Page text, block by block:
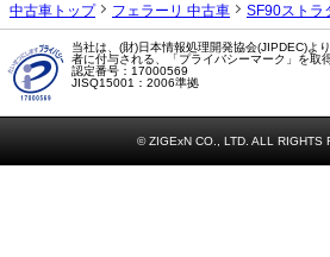
中古車トップ フェラーリ 中古車 SF90ストラ
当社は、(財)日本情報処理開発協会(JIPDEC)よ
者に付与される、「プライバシーマーク」を取
認定番号：17000569
JISQ15001：2006準拠
© ZIGExN CO., LTD. ALL RIGHTS